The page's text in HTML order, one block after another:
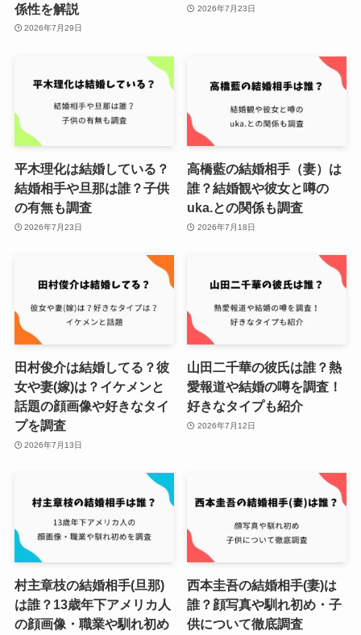
係性を解説
2026年7月29日
2026年7月23日
平木理化は結婚している？
結婚相手や旦那は誰？子供
の有無も調査
2026年7月23日
高橋藍の結婚相手（妻）は
誰？結婚観や彼女と噂の
uka.との関係も調査
2026年7月18日
田村俊介は結婚してる？彼
女や妻(嫁)は？イケメンと
話題の顔画像や好きなタイ
プを調査
2026年7月13日
山田二千華の彼氏は誰？熱
愛報道や結婚の噂を調査！
好きなタイプも紹介
2026年7月12日
村主章枝の結婚相手(旦那)
は誰？13歳年下アメリカ人
の顔画像・職業や馴れ初め
西本圭吾の結婚相手(妻)は
誰？顔写真や馴れ初め・子
供について徹底調査